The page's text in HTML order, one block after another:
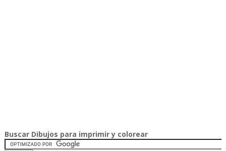
Buscar Dibujos para imprimir y colorear